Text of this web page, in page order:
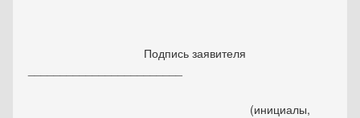
Подпись заявителя
(инициалы,